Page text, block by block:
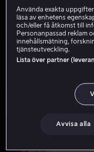
Använda exakta
läsa av enhetens
och/eller få åtkomst till
Personanpassad reklam
innehållsmätning,
tjänsteutveckling.
Lista över partner
Avvisa alla